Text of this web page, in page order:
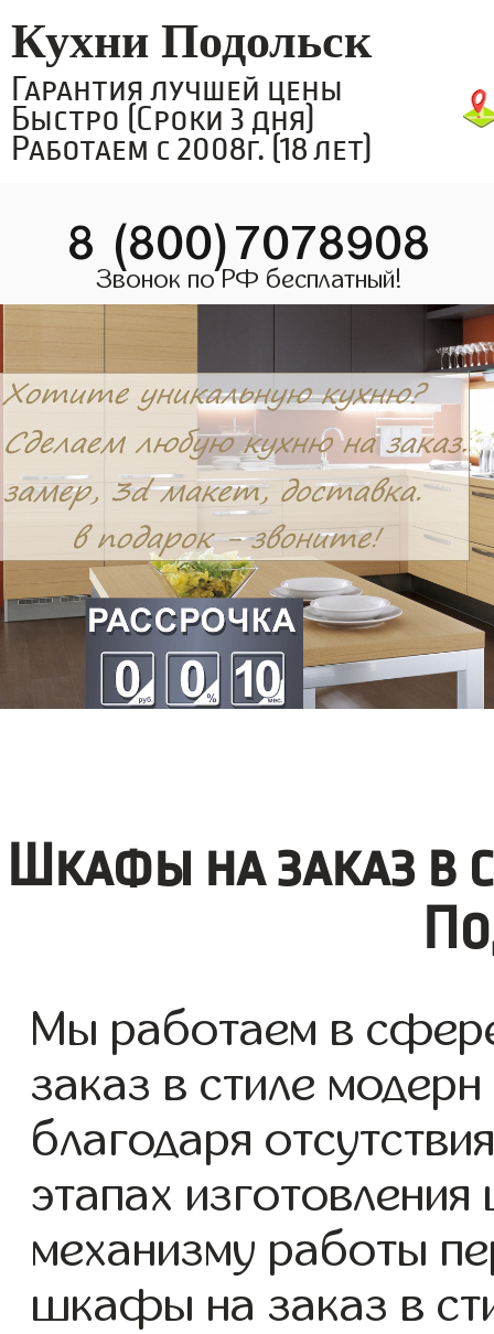
Кухни Подольск
Гарантия лучшей цены
Быстро (Сроки 3 дня)
Работаем с 2008г. (18 лет)
8 (800)7078908
Звонок по РФ бесплатный!
Шкафы на заказ в
Мы работаем в
заказ в стиле
благодаря
этапах
механизму работы
шкафы на заказ в